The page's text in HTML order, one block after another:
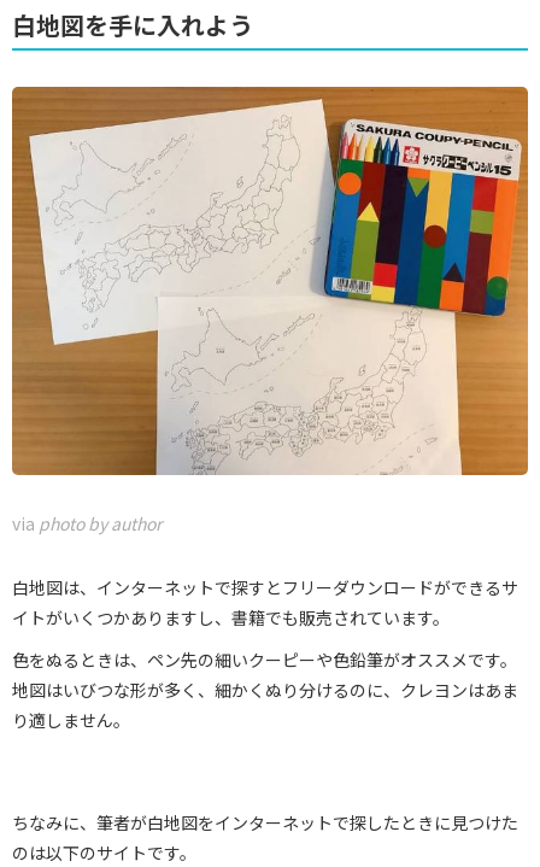
白地図を手に入れよう
via photo by author
白地図は、インターネットで探すとフリーダウンロードができるサ
イトがいくつかありますし、書籍でも販売されています。
色をぬるときは、ペン先の細いクーピーや色鉛筆がオススメです。
地図はいびつな形が多く、細かくぬり分けるのに、クレヨンはあま
り適しません。
ちなみに、筆者が白地図をインターネットで探したときに見つけた
のは以下のサイトです。